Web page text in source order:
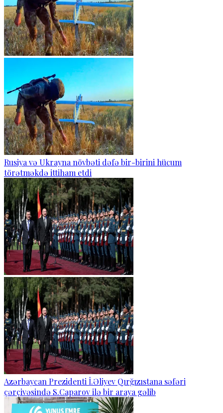
Rusiya və Ukrayna növbəti dəfə bir-birini hücum
törətməkdə ittiham etdi
Azərbaycan Prezidenti İ.Əliyev Qırğızıstana səfəri
çərçivəsində S.Caparov ilə bir araya gəlib